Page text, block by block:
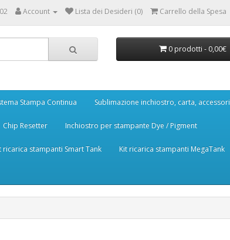
Account Lista dei Desideri (0) Carrello della Spesa
0 prodotti - 0,00€
Stampa Continua Sublimazione inchiostro, carta, accessori
Chip Resetter Inchiostro per stampante Dye / Pigment
ricarica stampanti Smart Tank Kit ricarica stampanti MegaTank